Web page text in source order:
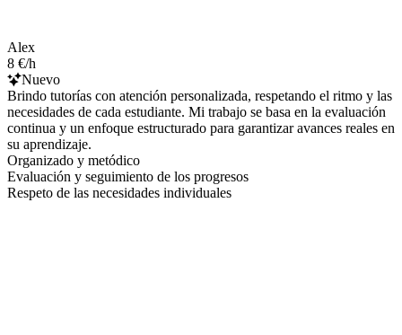
Alex
8 €/h
Nuevo
Brindo tutorías con atención personalizada, respetando el ritmo y las
necesidades de cada estudiante. Mi trabajo se basa en la evaluación
continua y un enfoque estructurado para garantizar avances reales en
su aprendizaje.
Organizado y metódico
Evaluación y seguimiento de los progresos
Respeto de las necesidades individuales